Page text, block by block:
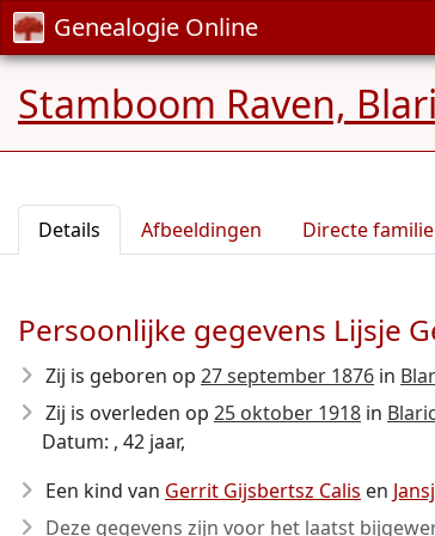
Genealogie Online
Stamboom Raven,
Details Afbeeldingen Directe familie
Persoonlijke gegevens Lijsje
Zij is geboren op 27 september 1876 in
Zij is overleden op 25 oktober 1918 in
Datum: , 42 jaar,
Een kind van Gerrit Gijsbertsz Calis en
Deze gegevens zijn voor het laatst